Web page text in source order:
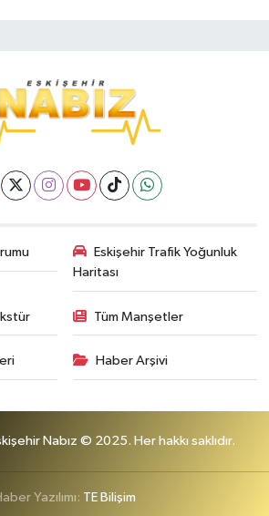
Eskişehir Trafik Yoğunluk
Haritası
Tüm Manşetler
Haber Arşivi
Nabız © 2025. Her hakkı saklıdır.
Yazılımı: TE Bilişim